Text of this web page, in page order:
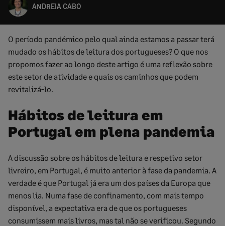
ANDREIA CABO
O período pandémico pelo qual ainda estamos a passar terá
mudado os hábitos de leitura dos portugueses? O que nos
propomos fazer ao longo deste artigo é uma reflexão sobre
este setor de atividade e quais os caminhos que podem
revitalizá-lo.
Hábitos de leitura em
Portugal em plena pandemia
A discussão sobre os hábitos de leitura e respetivo setor
livreiro, em Portugal, é muito anterior à fase da pandemia. A
verdade é que Portugal já era um dos países da Europa que
menos lia. Numa fase de confinamento, com mais tempo
disponível, a expectativa era de que os portugueses
consumissem mais livros, mas tal não se verificou. Segundo